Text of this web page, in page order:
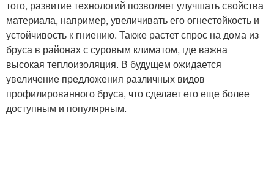
того, развитие технологий позволяет улучшать свойства
материала, например, увеличивать его огнестойкость и
устойчивость к гниению. Также растет спрос на дома из
бруса в районах с суровым климатом, где важна
высокая теплоизоляция. В будущем ожидается
увеличение предложения различных видов
профилированного бруса, что сделает его еще более
доступным и популярным.